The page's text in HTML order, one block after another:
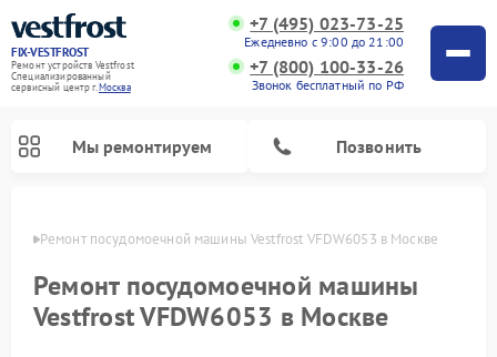
FIX-VESTFROST
Ремонт устройств Vestfrost
Специализированный
cервисный центр г.Москва
+7 (495) 023-73-25
Ежедневно с 9:00 до 21:00
+7 (800) 100-33-26
Звонок бесплатный по РФ
Мы ремонтируем Позвонить
Ремонт посудомоечной машины Vestfrost VFDW6053 в Москве
Ремонт посудомоечной машины
Vestfrost VFDW6053 в Москве